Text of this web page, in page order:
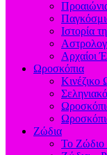
Ιστορία
Aρχαίοι
Ωροσκόπια
Κινέζικο
Ζώδια
Το Ζώδιο